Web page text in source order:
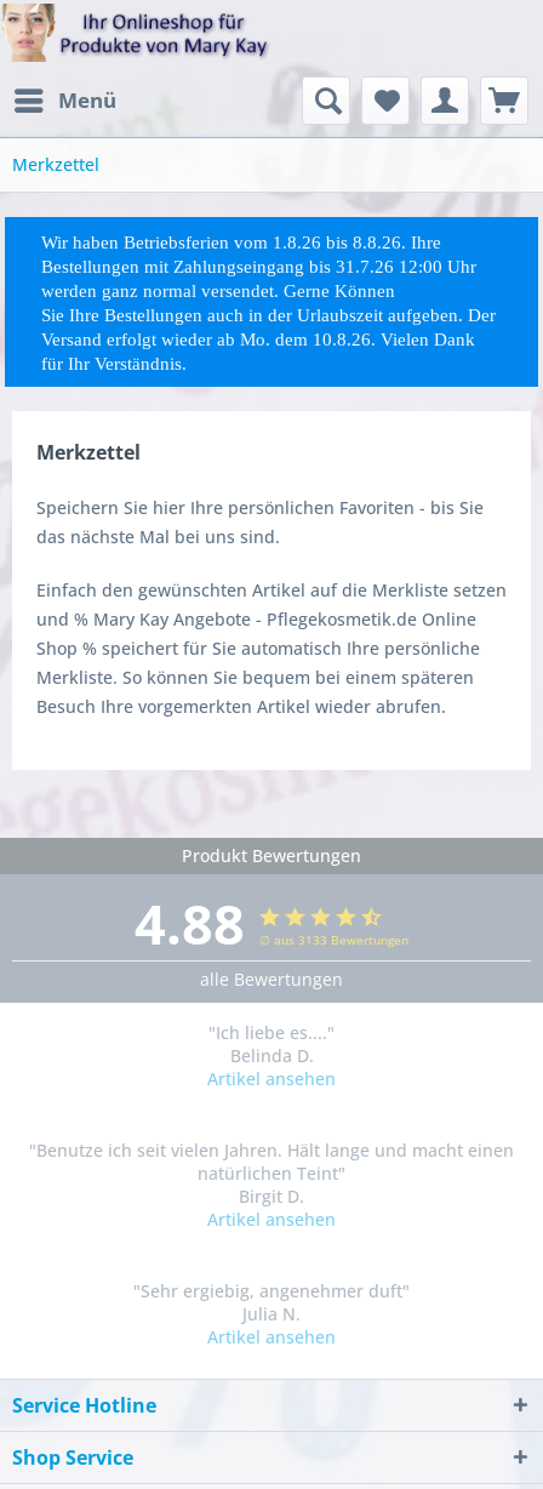
Menü
Merkzettel
Wir haben Betriebsferien vom 1.8.26 bis 8.8.26. Ihre
Bestellungen mit Zahlungseingang bis 31.7.26 12:00 Uhr
werden ganz normal versendet. Gerne Können
SieIhreBestellungen auch in der Urlaubszeit aufgeben. Der
Versand erfolgt wieder ab Mo. dem 10.8.26. Vielen Dank
für Ihr Verständnis.
Merkzettel
Speichern Sie hier Ihre persönlichen Favoriten - bis Sie
das nächste Mal bei uns sind.
Einfach den gewünschten Artikel auf die Merkliste setzen
und % Mary Kay Angebote - Pflegekosmetik.de Online
Shop % speichert für Sie automatisch Ihre persönliche
Merkliste. So können Sie bequem bei einem späteren
Besuch Ihre vorgemerkten Artikel wieder abrufen.
Produkt Bewertungen
4.88 ∅ aus 3133 Bewertungen
alle Bewertungen
"Ich liebe es...."
Belinda D.
Artikel ansehen
"Benutze ich seit vielen Jahren. Hält lange und macht einen
natürlichen Teint"
Birgit D.
Artikel ansehen
"Sehr ergiebig, angenehmer duft"
Julia N.
Artikel ansehen
Service Hotline
Shop Service